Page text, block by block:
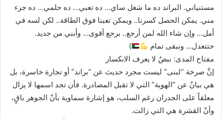
مستنياني. البراند ده ما شغل ساي… ده تعبي… ده حلمي… ده جزء
مني. يمكن الحصل كسرنا.. ويمكن تعبنا فوق الطاقة.. لكن لسه في
أمل… وإن شاء الله لمن أرجع.. برجع أقوى… وأبني من جديد.
حتتعدل… ونبقى تمام
)
مفتاح المدى: نبضٌ لا يعرف الانكسار
إنَّ صرخة “لبنى” ليست مجرد حديث عن “براند” أو تجارة خاسرة، بل
هي بيانٌ عن “الهوية” التي لا تقبل المصادرة. فأن تجد اسمها لا يزال
معلقاً على الجدران رغم السلب، هو إشارة سماوية بأنّ الجوهر باقٍ،
وأنّ القشرة هي التي زالت.